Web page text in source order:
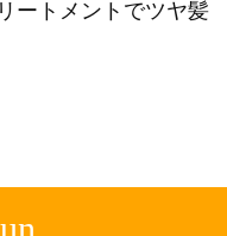
ートメントでツヤ髪